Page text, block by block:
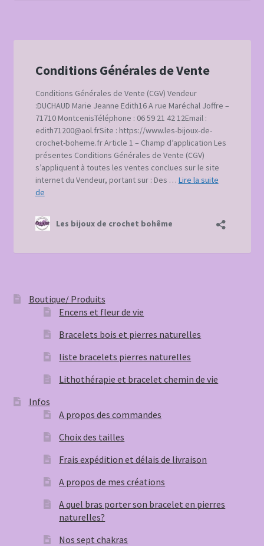
Boutique/ Produits
Encens et fleur de vie
Bracelets bois et pierres naturelles
liste bracelets pierres naturelles
Lithothérapie et bracelet chemin de vie
Infos
A propos des commandes
Choix des tailles
Frais expédition et délais de livraison
A propos de mes créations
A quel bras porter son bracelet en pierres
naturelles?
Nos sept chakras